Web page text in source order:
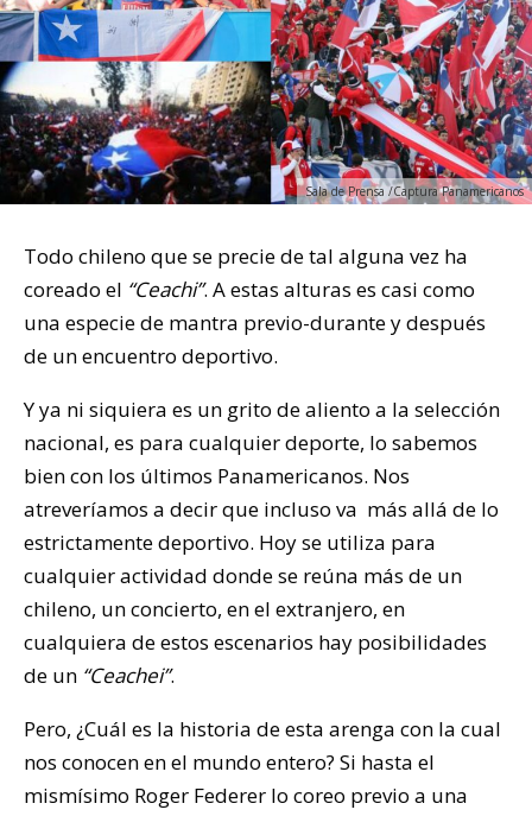
Sala de Prensa /Captura Panamericanos
Todo chileno que se precie de tal alguna vez ha
coreado el “Ceachi”. A estas alturas es casi como
una especie de mantra previo-durante y después
de un encuentro deportivo.
Y ya ni siquiera es un grito de aliento a la selección
nacional, es para cualquier deporte, lo sabemos
bien con los últimos Panamericanos. Nos
atreveríamos a decir que incluso va más allá de lo
estrictamente deportivo. Hoy se utiliza para
cualquier actividad donde se reúna más de un
chileno, un concierto, en el extranjero, en
cualquiera de estos escenarios hay posibilidades
de un “Ceachei”.
Pero, ¿Cuál es la historia de esta arenga con la cual
nos conocen en el mundo entero? Si hasta el
mismísimo Roger Federer lo coreo previo a una